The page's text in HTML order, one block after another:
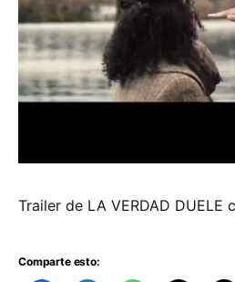
Trailer de LA VERDAD DUELE
Comparte esto: